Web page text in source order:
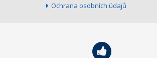
Ochrana osobních údajů